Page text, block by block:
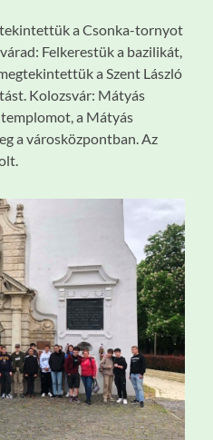
a Csonka-tornyot
Felkerestük a bazilikát,
a Szent László
Kolozsvár: Mátyás
a Mátyás
a városközpontban. Az